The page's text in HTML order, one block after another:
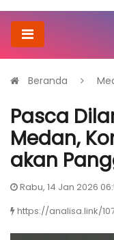
Beranda
Pasca
Medan,
akan
Rabu, 14 Jan 2026
https://analisa.link/